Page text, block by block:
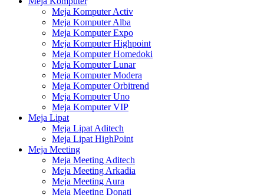
Meja Komputer Activ
Meja Komputer Alba
Meja Komputer Expo
Meja Komputer Highpoint
Meja Komputer Homedoki
Meja Komputer Lunar
Meja Komputer Modera
Meja Komputer Orbitrend
Meja Komputer Uno
Meja Komputer VIP
Meja Lipat
Meja Lipat Aditech
Meja Lipat HighPoint
Meja Meeting
Meja Meeting Aditech
Meja Meeting Arkadia
Meja Meeting Aura
Meja Meeting Donati